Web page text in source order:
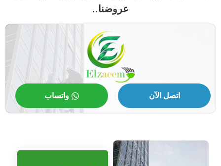
عروضنا..
اتصل الآن واتساب